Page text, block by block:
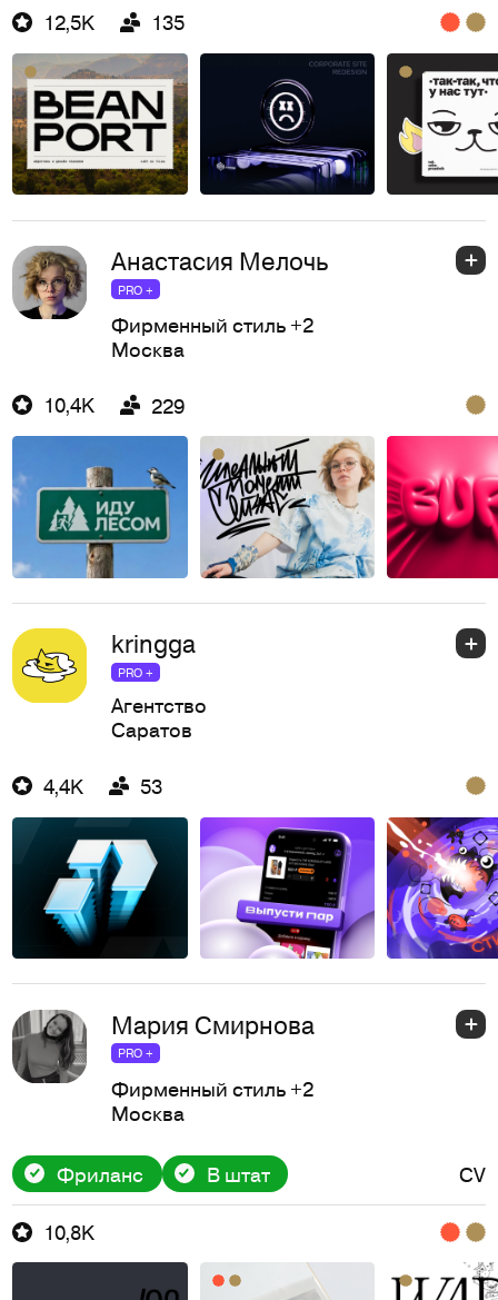
12,5K 135
Анастасия Мелочь
PRO +
Фирменный стиль +2
Москва
10,4K 229
kringga
PRO +
Агентство
Саратов
4,4K 53
Мария Смирнова
PRO +
Фирменный стиль +2
Москва
Фриланс В штат CV
10,8K